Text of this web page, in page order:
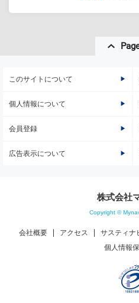
このサイトについて
個人情報について
会員登録
広告表示について
株式会社
Copyright ©
会社概要 アクセス サスティナ
個人情報